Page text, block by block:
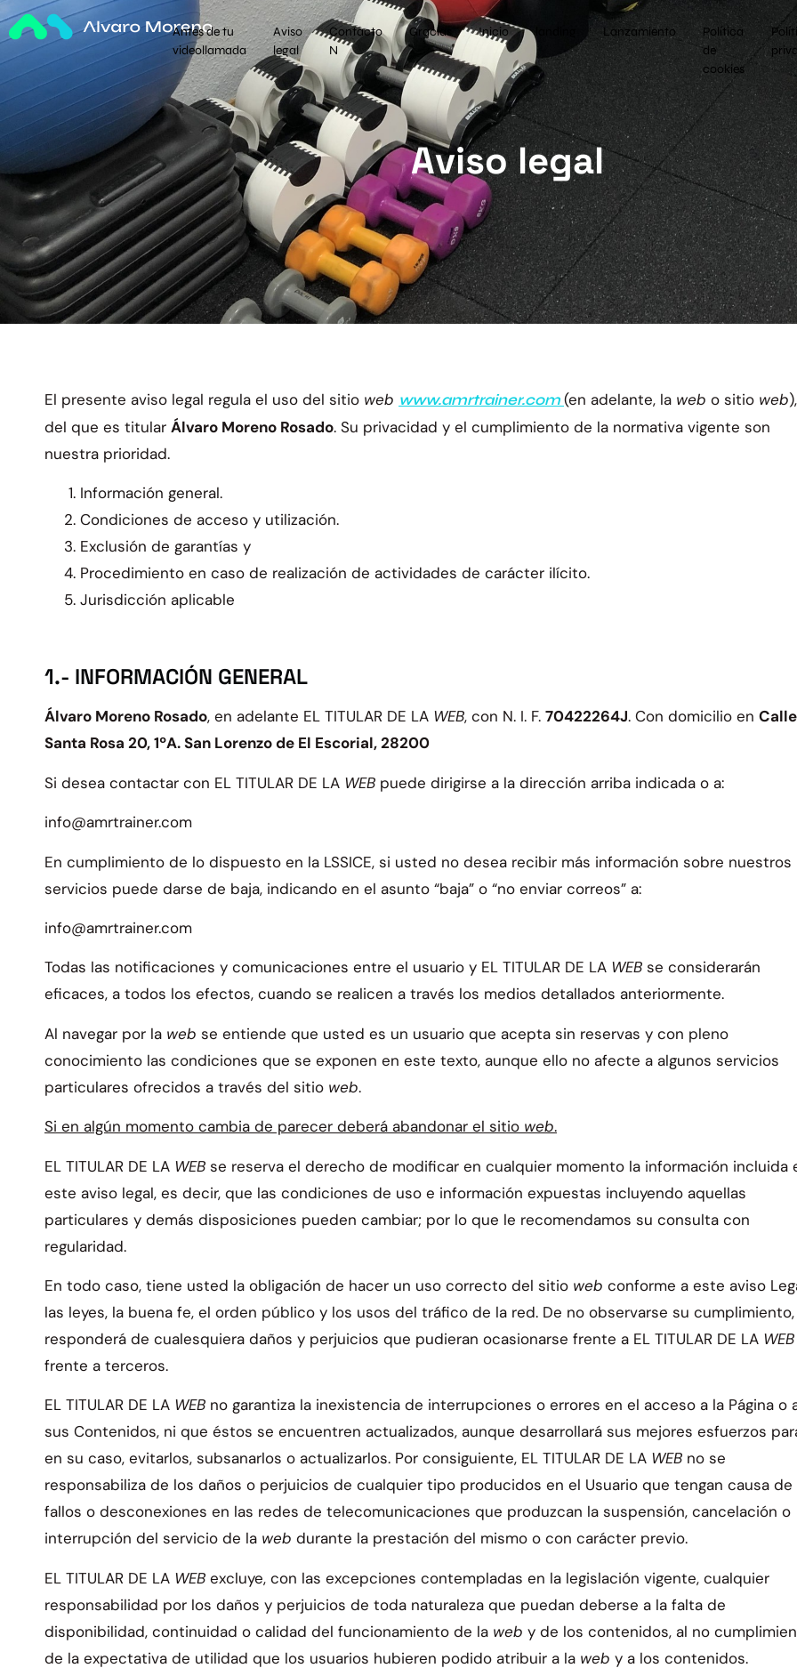
Antes de tu
videollamada
Aviso
legal
Contacto
N
Gracias Inicio Lanzamiento
Política
de
cookies
Aviso legal
El presente aviso legal regula el uso del sitio web www.amrtrainer.com(en adelante, la web o sitio web),
del que es titular Álvaro Moreno Rosado. Su privacidad y el cumplimiento de la normativa vigente son
nuestra prioridad.
Información general.
Condiciones de acceso y utilización.
Exclusión de garantías y
Procedimiento en caso de realización de actividades de carácter ilícito.
Jurisdicción aplicable
1.- INFORMACIÓN GENERAL
Álvaro Moreno Rosado, en adelante EL TITULAR DE LA WEB, con N. I. F. 70422264J. Con domicilio en Calle
Santa Rosa 20, 1ºA. San Lorenzo de El Escorial, 28200
Si desea contactar con EL TITULAR DE LA WEB puede dirigirse a la dirección arriba indicada o a:
info@amrtrainer.com
En cumplimiento de lo dispuesto en la LSSICE, si usted no desea recibir más información sobre nuestros
servicios puede darse de baja, indicando en el asunto “baja” o “no enviar correos” a:
info@amrtrainer.com
Todas las notificaciones y comunicaciones entre el usuario y EL TITULAR DE LA WEB se considerarán
eficaces, a todos los efectos, cuando se realicen a través los medios detallados anteriormente.
Al navegar por la web se entiende que usted es un usuario que acepta sin reservas y con pleno
conocimiento las condiciones que se exponen en este texto, aunque ello no afecte a algunos servicios
particulares ofrecidos a través del sitio web.
Si en algún momento cambia de parecer deberá abandonar el sitio web.
EL TITULAR DE LA WEB se reserva el derecho de modificar en cualquier momento la información incluida
este aviso legal, es decir, que las condiciones de uso e información expuestas incluyendo aquellas
particulares y demás disposiciones pueden cambiar; por lo que le recomendamos su consulta con
regularidad.
En todo caso, tiene usted la obligación de hacer un uso correcto del sitio web conforme a este aviso
las leyes, la buena fe, el orden público y los usos del tráfico de la red. De no observarse su cumplimiento,
responderá de cualesquiera daños y perjuicios que pudieran ocasionarse frente a EL TITULAR DE LA
frente a terceros.
EL TITULAR DE LA WEB no garantiza la inexistencia de interrupciones o errores en el acceso a la Página o
sus Contenidos, ni que éstos se encuentren actualizados, aunque desarrollará sus mejores esfuerzos
en su caso, evitarlos, subsanarlos o actualizarlos. Por consiguiente, EL TITULAR DE LA WEB no se
responsabiliza de los daños o perjuicios de cualquier tipo producidos en el Usuario que tengan causa de
fallos o desconexiones en las redes de telecomunicaciones que produzcan la suspensión, cancelación o
interrupción del servicio de la web durante la prestación del mismo o con carácter previo.
EL TITULAR DE LA WEB excluye, con las excepciones contempladas en la legislación vigente, cualquier
responsabilidad por los daños y perjuicios de toda naturaleza que puedan deberse a la falta de
disponibilidad, continuidad o calidad del funcionamiento de la web y de los contenidos, al no
de la expectativa de utilidad que los usuarios hubieren podido atribuir a la web y a los contenidos.